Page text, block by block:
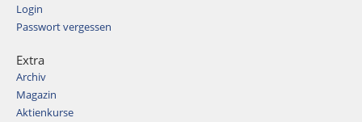
Login
Passwort vergessen
Extra
Archiv
Magazin
Aktienkurse